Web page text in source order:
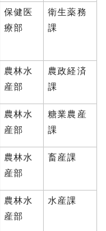
保健医
療部
衛生薬務
課
農林水
産部
農政経済
課
農林水
産部
糖業農産
課
農林水
産部
畜産課
農林水
産部
水産課